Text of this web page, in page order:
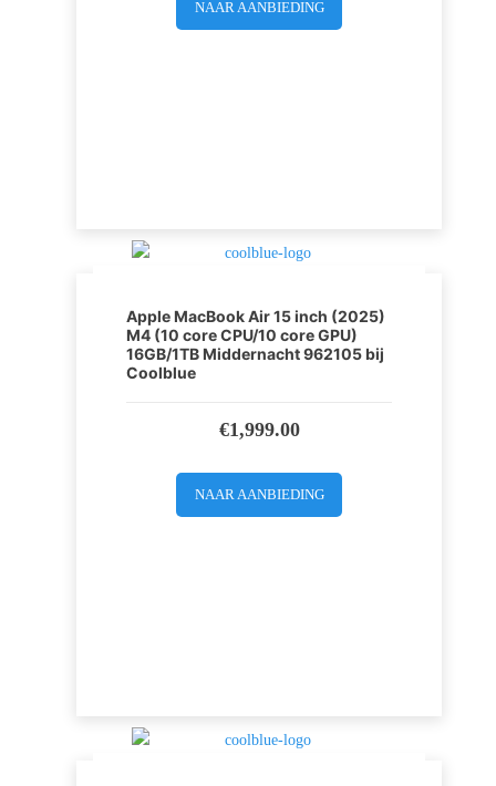
NAAR AANBIEDING
Apple MacBook Air 15 inch (2025)
M4 (10 core CPU/10 core GPU)
16GB/1TB Middernacht 962105 bij
Coolblue
€1,999.00
NAAR AANBIEDING